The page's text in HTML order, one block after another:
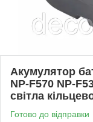
Акумулятор
NP-F570 NP-
світла
Готово до відправки